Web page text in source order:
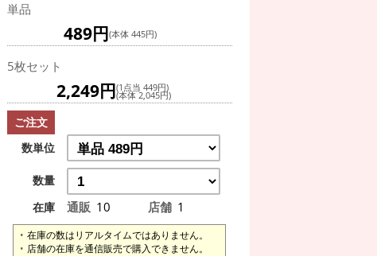
単品
489円(本体 445円)
5枚セット
2,249円(1点当 449円)
(本体 2,045円)
ご注文
数単位
数量
在庫
通販 10 店舗 1
在庫の数はリアルタイムではありません。
店舗の在庫を通信販売で購入できません。